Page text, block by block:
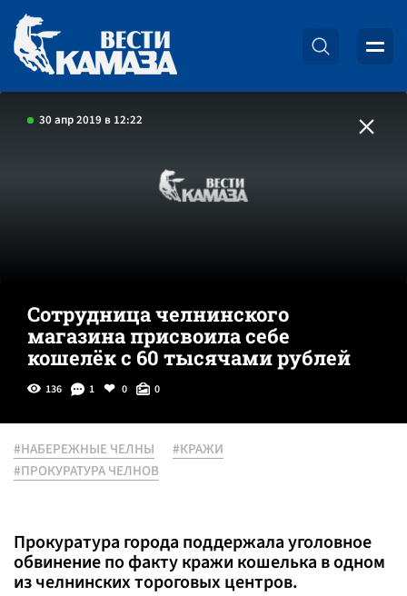
30 апр 2019 в 12:22
Сотрудница челнинского
магазина присвоила себе
кошелёк с 60 тысячами рублей
136 1 0 0
#НАБЕРЕЖНЫЕ ЧЕЛНЫ
#КРАЖИ
#ПРОКУРАТУРА ЧЕЛНОВ
Прокуратура города поддержала уголовное
обвинение по факту кражи кошелька в одном
из челнинских тороговых центров.